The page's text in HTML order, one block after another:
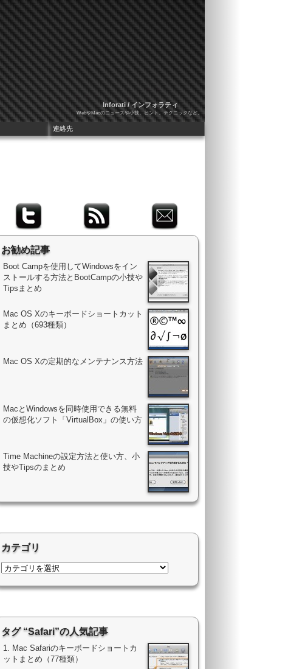
Inforati / インフォラティ
WebやMacのニュースや小技、ヒント、テクニックなど。
お勧め記事
Boot Campを使用してWindowsをイン
ストールする方法とBootCampの小技や
Tipsまとめ
Mac OS Xのキーボードショートカット
まとめ（693種類）
Mac OS Xの定期的なメンテナンス方法
MacとWindowsを同時使用できる無料
の仮想化ソフト「VirtualBox」の使い方
Time Machineの設定方法と使い方、小
技やTipsのまとめ
カテゴリ
タグ “Safari”の人気記事
1. Mac Safariのキーボードショートカ
ットまとめ（77種類）
連絡先